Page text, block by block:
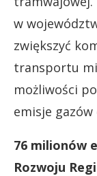
w
zwiększyć
transportu
możliwości
emisje
76 milionów
Rozwoju